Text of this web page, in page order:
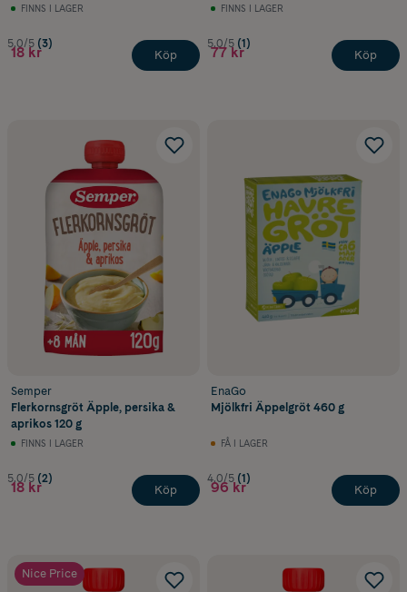
FINNS I LAGER
5.0/5 (3)
18 kr Köp
FINNS I LAGER
5.0/5 (1)
77 kr Köp
Semper
Flerkornsgröt Äpple, persika &
aprikos 120 g
FINNS I LAGER
5.0/5 (2)
18 kr Köp
EnaGo
Mjölkfri Äppelgröt 460 g
FÅ I LAGER
4.0/5 (1)
96 kr Köp
Nice Price